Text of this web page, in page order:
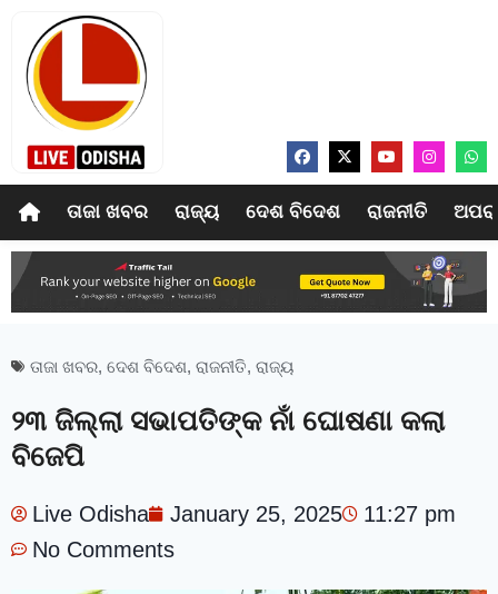
ତାଜା ଖବର ରାଜ୍ୟ ଦେଶ ବିଦେଶ ରାଜନୀତି
ତାଜା ଖବର, ଦେଶ ବିଦେଶ, ରାଜନୀତି, ରାଜ୍ୟ
୨୩ ଜିଲ୍ଲା ସଭାପତିଙ୍କ ନାଁ ଘୋଷଣା କଲା
ବିଜେପି
Live Odisha January 25, 2025
11:27 pm
No Comments